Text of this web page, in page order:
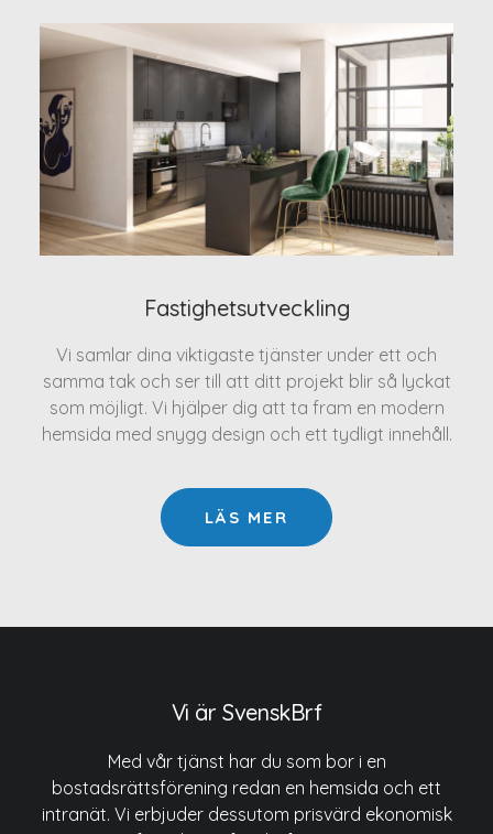
Fastighetsutveckling
Vi samlar dina viktigaste tjänster under ett och
samma tak och ser till att ditt projekt blir så lyckat
som möjligt. Vi hjälper dig att ta fram en modern
hemsida med snygg design och ett tydligt innehåll.
LÄS MER
Vi är SvenskBrf
Med vår tjänst har du som bor i en
bostadsrättsförening redan en hemsida och ett
intranät. Vi erbjuder dessutom prisvärd ekonomisk